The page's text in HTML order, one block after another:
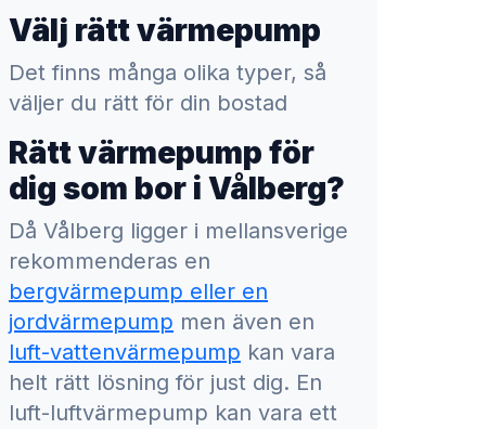
Välj rätt värmepump
Det finns många olika typer, så
väljer du rätt för din bostad
Rätt värmepump för
dig som bor i Vålberg?
Då Vålberg ligger i mellansverige
rekommenderas en
bergvärmepump eller en
jordvärmepump men även en
luft-vattenvärmepump kan vara
helt rätt lösning för just dig. En
luft-luftvärmepump kan vara ett